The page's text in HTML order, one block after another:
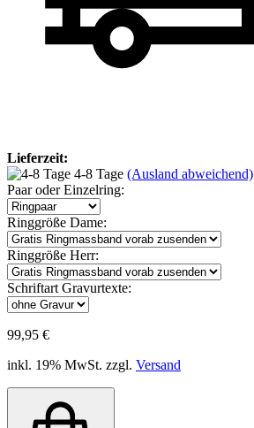
Lieferzeit:
4-8 Tage (Ausland abweichend)
Paar oder Einzelring:
Ringgröße Dame:
Ringgröße Herr:
Schriftart Gravurtexte:
99,95 €
inkl. 19% MwSt. zzgl. Versand